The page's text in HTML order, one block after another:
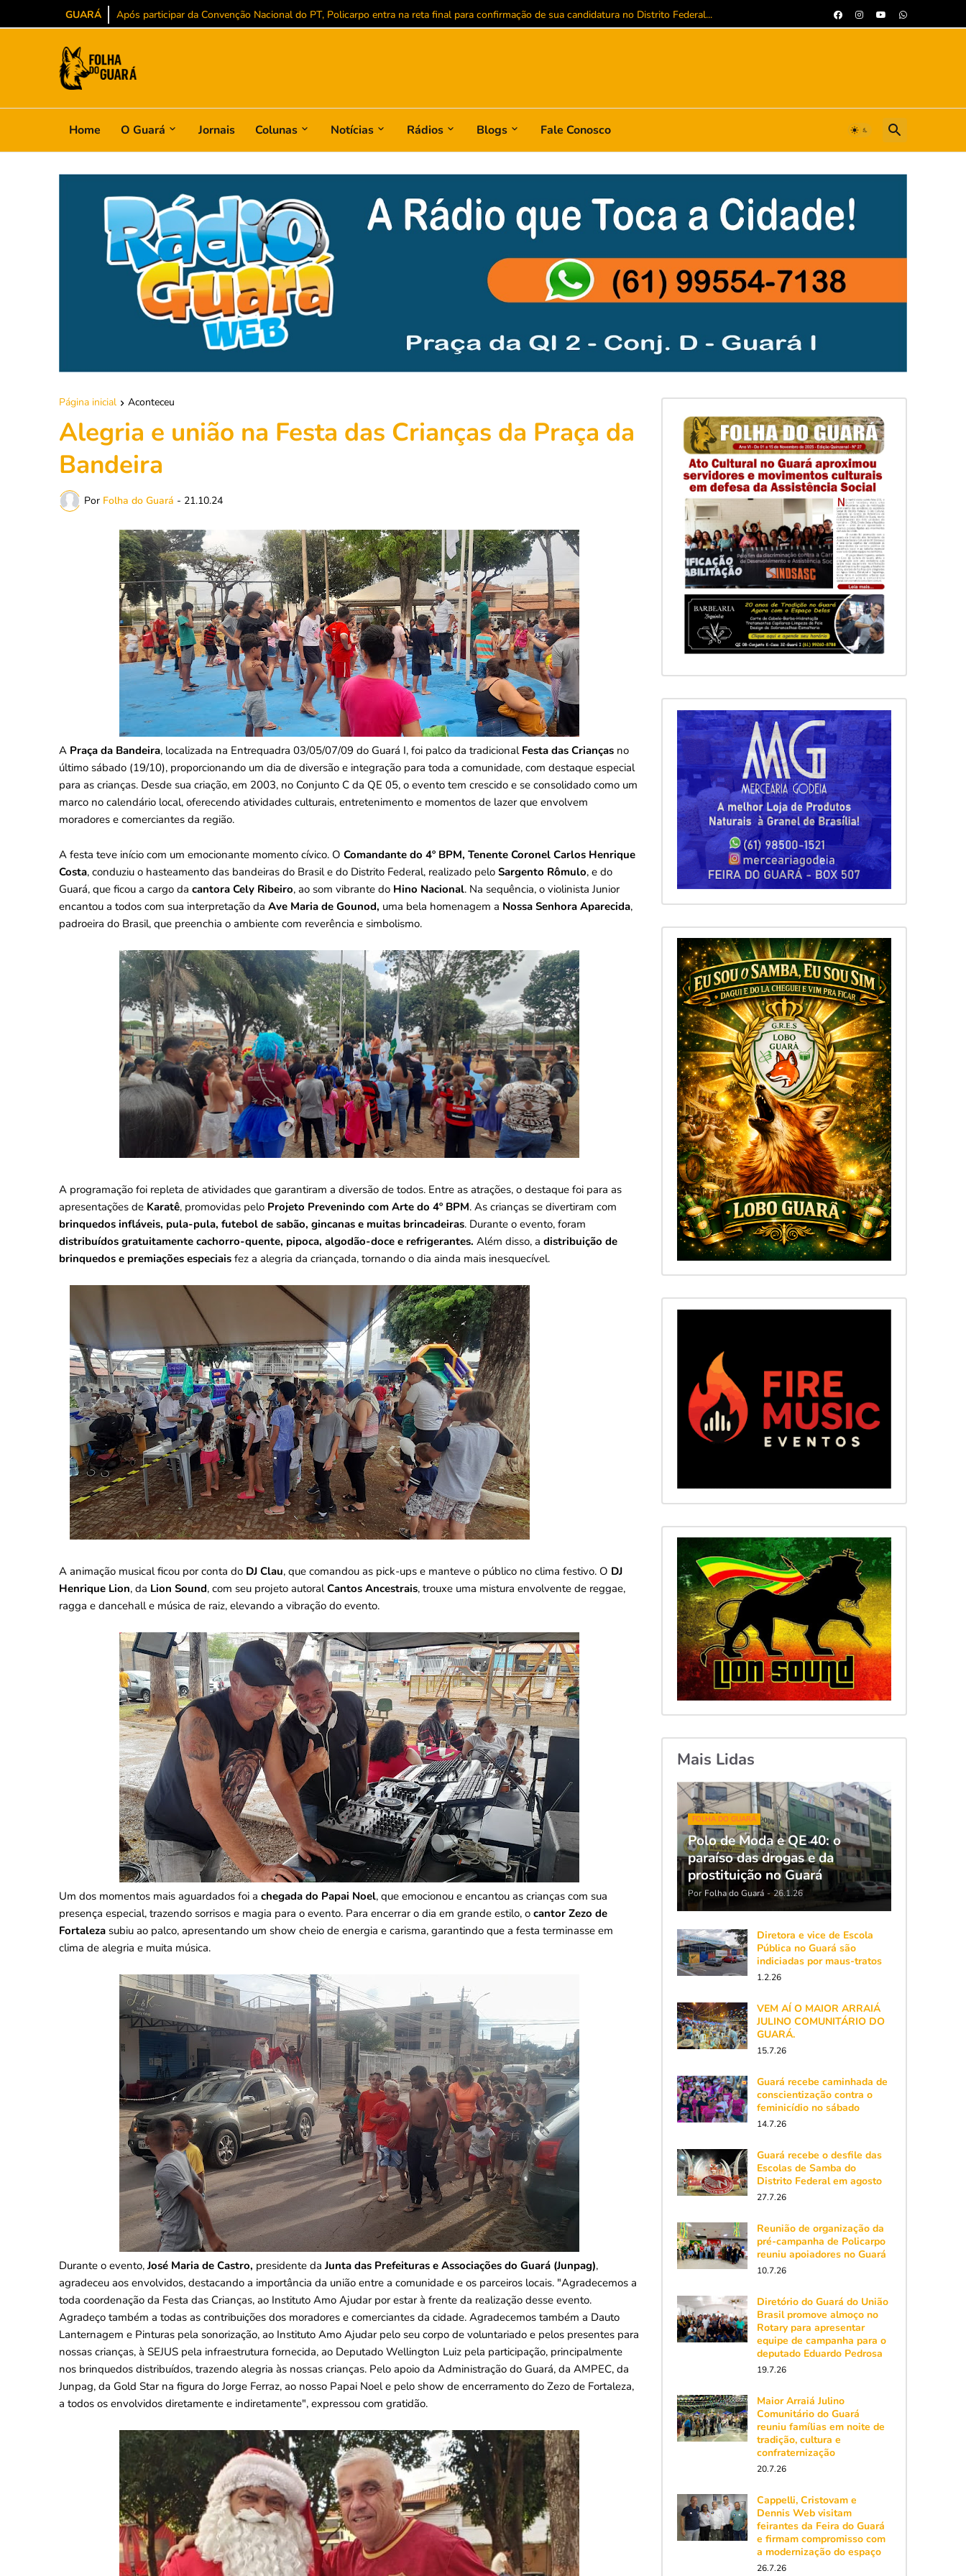
GUARÁ Após participar da Convenção Nacional do PT, Policarpo entra na reta final para confirmação de sua candidatura no Distrito Federal...
Home O Guará Jornais Colunas Notícias Rádios Blogs Fale Conosco
Página inicial Aconteceu
Alegria e união na Festa das Crianças da Praça da
Bandeira
Por Folha do Guará - 21.10.24
A Praça da Bandeira, localizada na Entrequadra 03/05/07/09 do Guará I, foi palco da tradicional Festa das Crianças no
último sábado (19/10), proporcionando um dia de diversão e integração para toda a comunidade, com destaque especial
para as crianças. Desde sua criação, em 2003, no Conjunto C da QE 05, o evento tem crescido e se consolidado como um
marco no calendário local, oferecendo atividades culturais, entretenimento e momentos de lazer que envolvem
moradores e comerciantes da região.
A festa teve início com um emocionante momento cívico. O Comandante do 4º BPM, Tenente Coronel Carlos Henrique
Costa, conduziu o hasteamento das bandeiras do Brasil e do Distrito Federal, realizado pelo Sargento Rômulo, e do
Guará, que ficou a cargo da cantora Cely Ribeiro, ao som vibrante do Hino Nacional. Na sequência, o violinista Junior
encantou a todos com sua interpretação da Ave Maria de Gounod, uma bela homenagem a Nossa Senhora Aparecida,
padroeira do Brasil, que preenchia o ambiente com reverência e simbolismo.
A programação foi repleta de atividades que garantiram a diversão de todos. Entre as atrações, o destaque foi para as
apresentações de Karatê, promovidas pelo Projeto Prevenindo com Arte do 4º BPM. As crianças se divertiram com
brinquedos infláveis, pula-pula, futebol de sabão, gincanas e muitas brincadeiras. Durante o evento, foram
distribuídos gratuitamente cachorro-quente, pipoca, algodão-doce e refrigerantes. Além disso, a distribuição de
brinquedos e premiações especiais fez a alegria da criançada, tornando o dia ainda mais inesquecível.
A animação musical ficou por conta do DJ Clau, que comandou as pick-ups e manteve o público no clima festivo. O DJ
Henrique Lion, da Lion Sound, com seu projeto autoralCantos Ancestrais, trouxe uma mistura envolvente de reggae,
ragga e dancehall e música de raiz, elevando a vibração do evento.
Um dos momentos mais aguardados foi a chegada do Papai Noel, que emocionou e encantou as crianças com sua
presença especial, trazendo sorrisos e magia para o evento. Para encerrar o dia em grande estilo, o cantor Zezo de
Fortaleza subiu ao palco, apresentando um show cheio de energia e carisma, garantindo que a festa terminasse em
clima de alegria e muita música.
Durante o evento,José Maria de Castro, presidente daJunta das Prefeituras e Associações do Guará (Junpag),
agradeceu aos envolvidos, destacando a importância da união entre a comunidade e os parceiros locais. "Agradecemos a
toda coordenação da Festa das Crianças, ao Instituto Amo Ajudar por estar à frente da realização desse evento.
Agradeço também a todas as contribuições dos moradores e comerciantes da cidade. Agradecemos também a Dauto
Lanternagem e Pinturas pela sonorização, ao Instituto Amo Ajudar pelo seu corpo de voluntariado e pelos presentes para
nossas crianças, à SEJUS pela infraestrutura fornecida, ao Deputado Wellington Luiz pela participação, principalmente
nos brinquedos distribuídos, trazendo alegria às nossas crianças. Pelo apoio da Administração do Guará, da AMPEC, da
Junpag, da Gold Star na figura do Jorge Ferraz, ao nosso Papai Noel e pelo show de encerramento do Zezo de Fortaleza,
a todos os envolvidos diretamente e indiretamente", expressou com gratidão.
Mais Lidas
FOLHA DO GUARÁ
Polo de Moda e QE 40: o
paraíso das drogas e da
prostituição no Guará
Por Folha do Guará - 26.1.26
Diretora e vice de Escola
Pública no Guará são
indiciadas por maus-tratos
1.2.26
VEM AÍ O MAIOR ARRAIÁ
JULINO COMUNITÁRIO DO
GUARÁ.
15.7.26
Guará recebe caminhada de
conscientização contra o
feminicídio no sábado
14.7.26
Guará recebe o desfile das
Escolas de Samba do
Distrito Federal em agosto
27.7.26
Reunião de organização da
pré-campanha de Policarpo
reuniu apoiadores no Guará
10.7.26
Diretório do Guará do União
Brasil promove almoço no
Rotary para apresentar
equipe de campanha para o
deputado Eduardo Pedrosa
19.7.26
Maior Arraiá Julino
Comunitário do Guará
reuniu famílias em noite de
tradição, cultura e
confraternização
20.7.26
Cappelli, Cristovam e
Dennis Web visitam
feirantes da Feira do Guará
e firmam compromisso com
a modernização do espaço
26.7.26